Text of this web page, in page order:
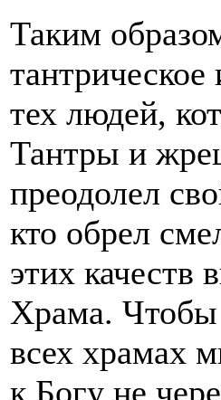
Таким
тантрическое
тех людей,
Тантры и
преодолел
кто обрел
этих качеств
Храма.
всех храмах
к Богу не